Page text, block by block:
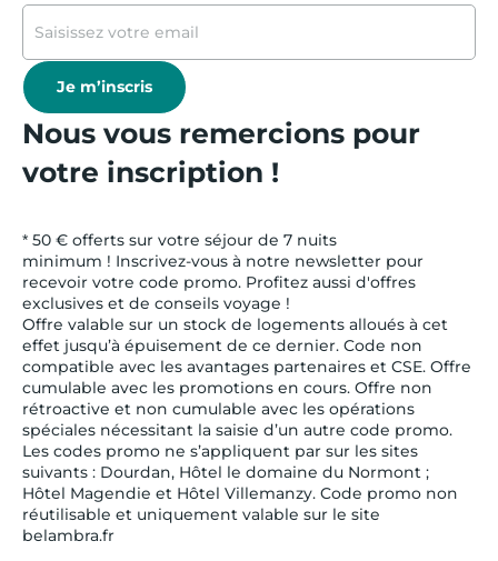
Je m’inscris
Nous vous remercions pour
votre inscription !
* 50 € offerts sur votre séjour de 7 nuits
minimum ! Inscrivez-vous à notre newsletter pour
recevoir votre code promo. Profitez aussi d'offres
exclusives et de conseils voyage !
Offre valable sur un stock de logements alloués à cet
effet jusqu’à épuisement de ce dernier. Code non
compatible avec les avantages partenaires et CSE. Offre
cumulable avec les promotions en cours. Offre non
rétroactive et non cumulable avec les opérations
spéciales nécessitant la saisie d’un autre code promo.
Les codes promo ne s’appliquent par sur les sites
suivants : Dourdan, Hôtel le domaine du Normont ;
Hôtel Magendie et Hôtel Villemanzy. Code promo non
réutilisable et uniquement valable sur le site
belambra.fr